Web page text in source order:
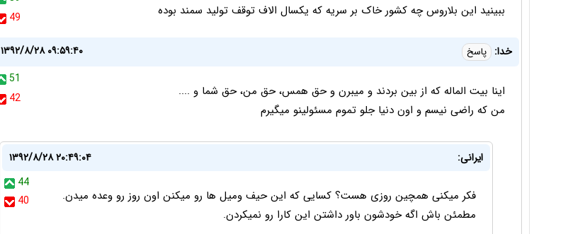
49
ببینید این بلاروس چه کشور خاک بر سریه که یکسال الاف توقف تولید سمند بوده
خدا: پاسخ
۱۳۹۲/۸/۲۸ ۰۹:۵۹:۴۰
51
42
اینا بیت الماله که از بین بردند و میبرن و حق همس، حق من، حق شما و ....
من که راضی نیسم و اون دنیا جلو تموم مسئولینو میگیرم
ایرانی:
۱۳۹۲/۸/۲۸ ۲۰:۴۹:۰۴
44
40
فکر میکنی همچین روزی هست؟ کسایی که این حیف ومیل ها رو میکنن اون روز رو وعده میدن.
مطمئن باش اگه خودشون باور داشتن این کارا رو نمیکردن.